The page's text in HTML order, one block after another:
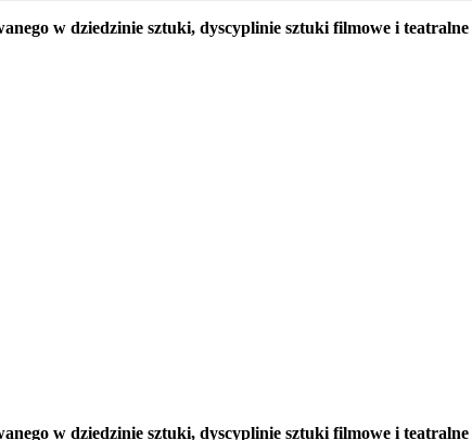
w dziedzinie sztuki, dyscyplinie sztuki filmowe i
w dziedzinie sztuki, dyscyplinie sztuki filmowe i